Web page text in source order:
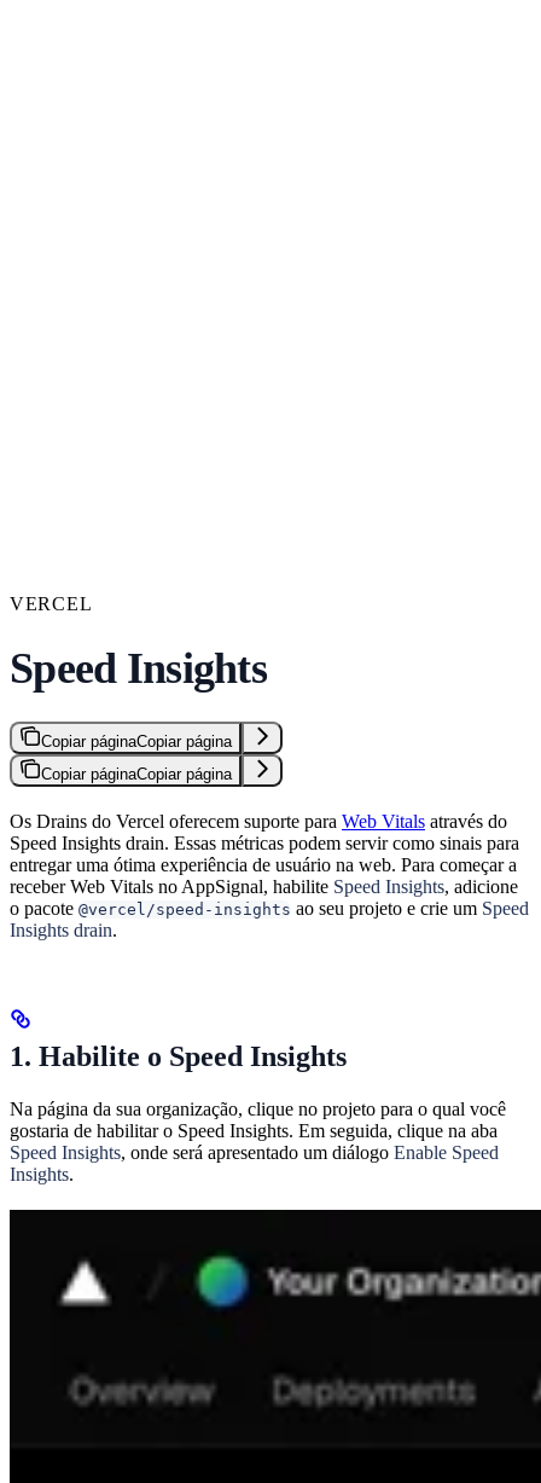
VERCEL
Speed Insights
Copiar páginaCopiar página
Copiar páginaCopiar página
Os Drains do Vercel oferecem suporte para Web Vitals através do
Speed Insights drain. Essas métricas podem servir como sinais para
entregar uma ótima experiência de usuário na web. Para começar a
receber Web Vitals no AppSignal, habilite Speed Insights, adicione
o pacote @vercel/speed-insights ao seu projeto e crie um Speed
Insights drain.
1. Habilite o Speed Insights
Na página da sua organização, clique no projeto para o qual você
gostaria de habilitar o Speed Insights. Em seguida, clique na aba
Speed Insights, onde será apresentado um diálogo Enable Speed
Insights.